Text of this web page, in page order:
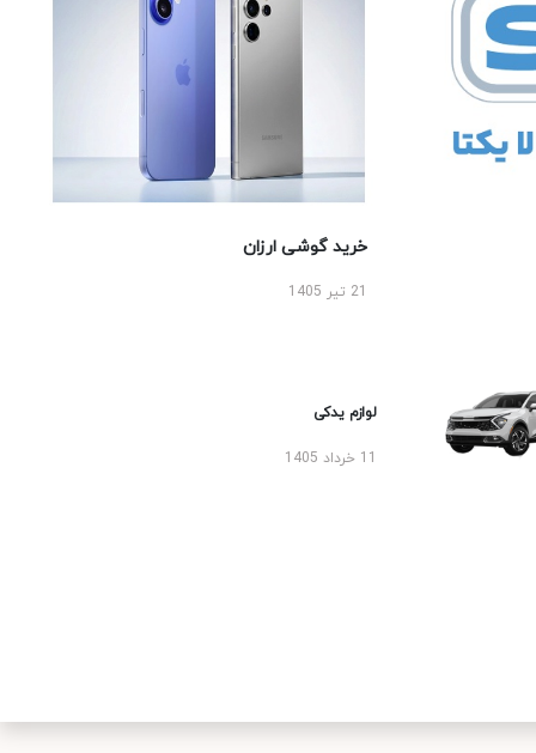
خرید گوشی ارزان
لوازم یدکی